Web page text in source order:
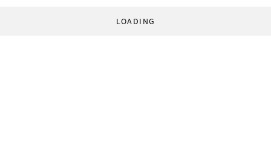
LOADING